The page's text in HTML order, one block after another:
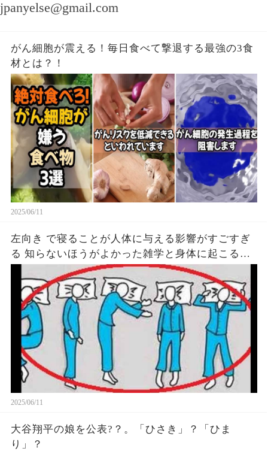
jpanyelse@gmail.com
がん細胞が震える！毎日食べて撃退する最強の3食
材とは？！
2025/06/11
左向き で寝ることが人体に与える影響がすごすぎ
る 知らないほうがよかった雑学と身体に起こる現
象がヤバい… 驚くべき 大人の 面白いけど知ると後
悔
2025/06/11
大谷翔平の娘を公表?？。「ひさき」？「ひま
り」？